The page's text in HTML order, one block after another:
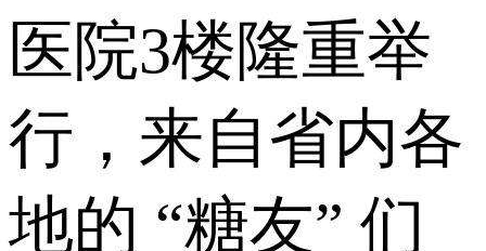
医院3楼隆重举
行，来自省内各
地的 “糖友” 们